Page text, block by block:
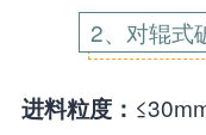
2、对辊式
进料粒度：